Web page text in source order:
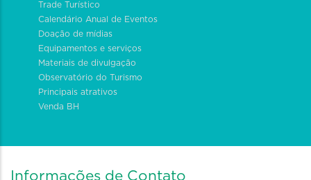
Trade Turístico
Calendário Anual de Eventos
Doação de mídias
Equipamentos e serviços
Materiais de divulgação
Observatório do Turismo
Principais atrativos
Venda BH
Informações de Contato